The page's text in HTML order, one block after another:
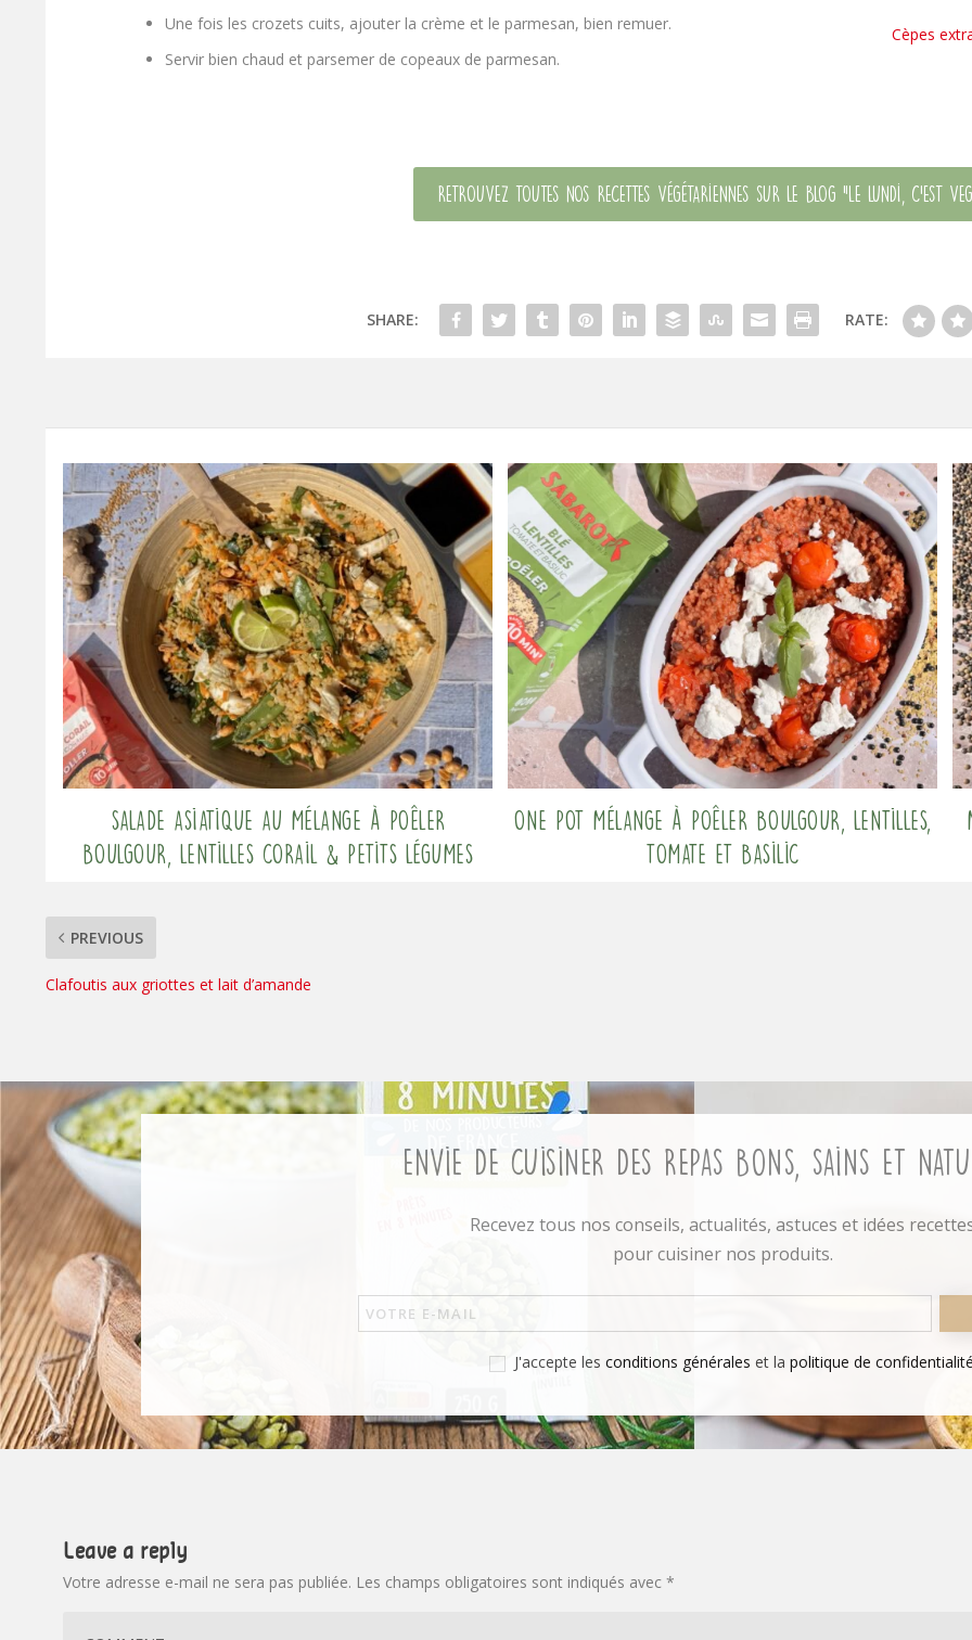
Une fois les crozets cuits, ajouter la crème et le parmesan, bien remuer.
Servir bien chaud et parsemer de copeaux de parmesan.
Cèpes
Retrouvez toutes nos recettes végétariennes sur le blog "Le lundi, c'est
SHARE: RATE:
Salade asiatique au mélange à poêler
Boulgour, Lentilles corail & Petits légumes
One pot mélange à poêler boulgour, lentilles,
tomate et basilic
PREVIOUS
Clafoutis aux griottes et lait d’amande
Envie de cuisiner des repas bons, sains et
Recevez tous nos conseils, actualités, astuces et idées
pour cuisiner nos produits.
J'accepte les conditions générales et la politique de confidentialité
Leave a reply
Votre adresse e-mail ne sera pas publiée. Les champs obligatoires sont indiqués avec *